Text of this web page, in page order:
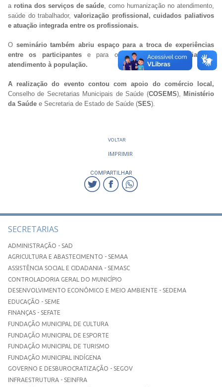
a rotina dos serviços de saúde , como humanização no atendimento,
saúde do trabalhador, valorização profissional, cuidados paliativos
e atuação integrada entre os profissionais.
O seminário também abriu espaço para a troca de experiências
entre os participantes e para o debate sobremelhorias no
atendimento à população.
A realização do evento contou com apoio do comércio local,
Conselho de Secretarias Municipais de Saúde (COSEMS), Ministério
da Saúde e Secretaria de Estado de Saúde (SES).
VOLTAR
IMPRIMIR
COMPARTILHAR
SECRETARIAS
ADMINISTRAÇÃO - SAD
AGRICULTURA E ABASTECIMENTO - SEMAA
ASSISTÊNCIA SOCIAL E CIDADANIA - SEMASC
CONTROLADORIA GERAL DO MUNICÍPIO
DESENVOLVIMENTO ECONÔMICO E MEIO AMBIENTE - SEDEMA
EDUCAÇÃO - SEME
FINANÇAS - SEFATE
FUNDAÇÃO MUNICIPAL DE CULTURA
FUNDAÇÃO MUNICIPAL DE ESPORTE
FUNDAÇÃO MUNICIPAL DE TURISMO
FUNDAÇÃO MUNICIPAL INDÍGENA
GOVERNO E DESBUROCRATIZAÇÃO - SEGOV
INFRAESTRUTURA - SEINFRA